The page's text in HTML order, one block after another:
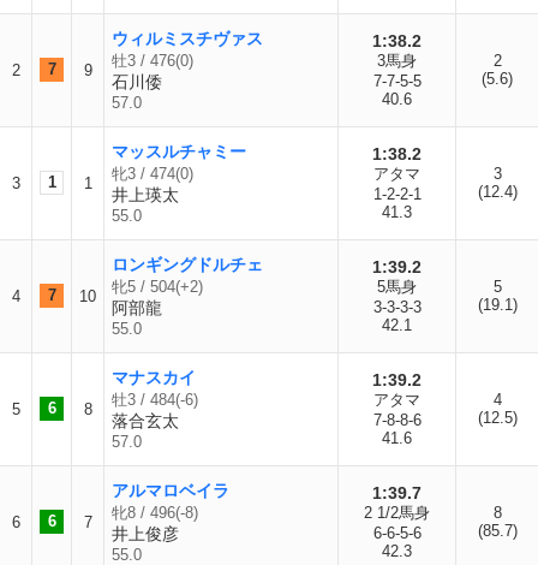
2 7 9
ウィルミスチヴァス
牡3 / 476(0)
石川倭
57.0
1:38.2
3馬身
7-7-5-5
40.6
2
(5.6)
3 1 1
マッスルチャミー
牝3 / 474(0)
井上瑛太
55.0
1:38.2
アタマ
1-2-2-1
41.3
3
(12.4)
4 7 10
ロンギングドルチェ
牝5 / 504(+2)
阿部龍
55.0
1:39.2
5馬身
3-3-3-3
42.1
5
(19.1)
5 6 8
マナスカイ
牡3 / 484(-6)
落合玄太
57.0
1:39.2
アタマ
7-8-8-6
41.6
4
(12.5)
6 6 7
アルマロベイラ
牝8 / 496(-8)
井上俊彦
55.0
1:39.7
2 1/2馬身
6-6-5-6
42.3
8
(85.7)